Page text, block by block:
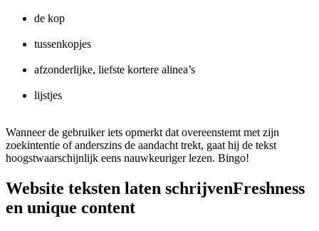
de kop
tussenkopjes
afzonderlijke, liefste kortere alinea’s
lijstjes
Wanneer de gebruiker iets opmerkt dat overeenstemt met zijn
zoekintentie of anderszins de aandacht trekt, gaat hij de tekst
hoogstwaarschijnlijk eens nauwkeuriger lezen. Bingo!
Website teksten laten schrijvenFreshness
en unique content